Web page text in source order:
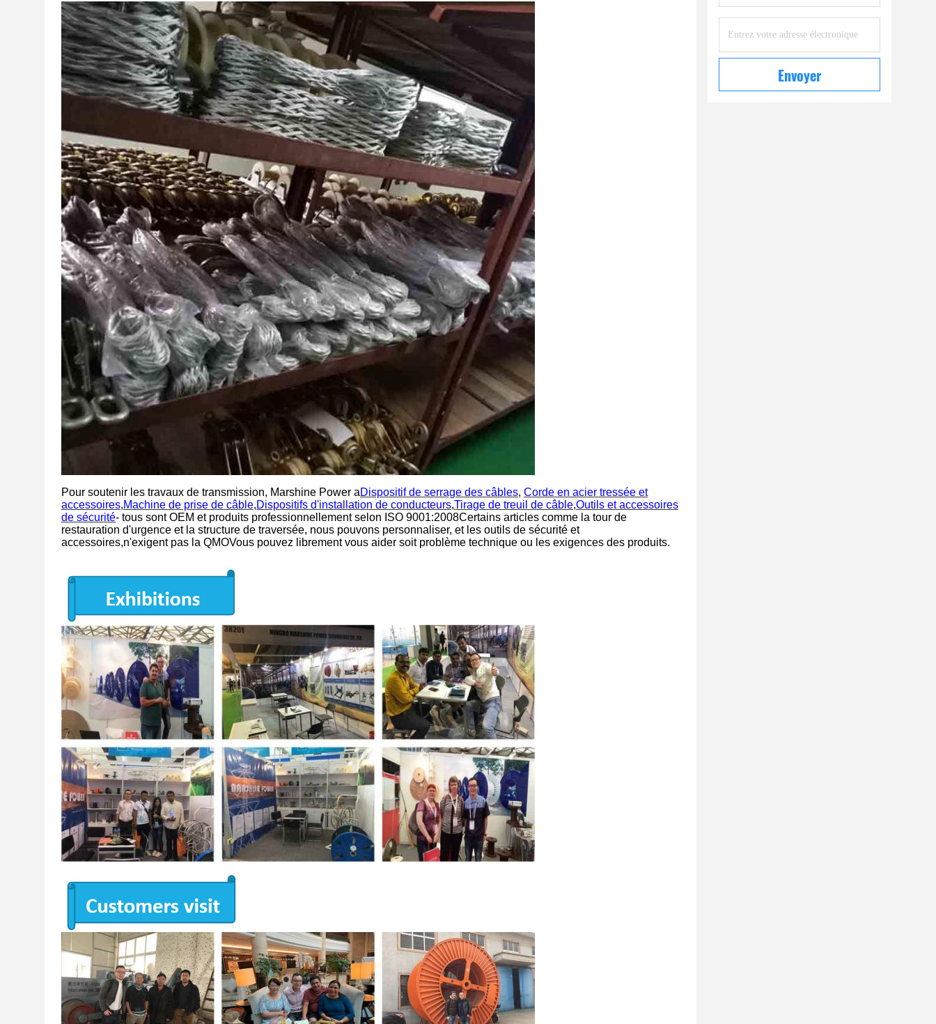
Pour soutenir les travaux de transmission, Marshine Power aDispositif de serrage des câbles, Corde en acier tressée et
accessoires,Machine de prise de câble,Dispositifs d'installation de conducteurs,Tirage de treuil de câble,Outils et accessoires
de sécurité- tous sont OEM et produits professionnellement selon ISO 9001:2008Certains articles comme la tour de
restauration d'urgence et la structure de traversée, nous pouvons personnaliser, et les outils de sécurité et
accessoires,n'exigent pas la QMOVous pouvez librement vous aider soit problème technique ou les exigences des produits.
Envoyer